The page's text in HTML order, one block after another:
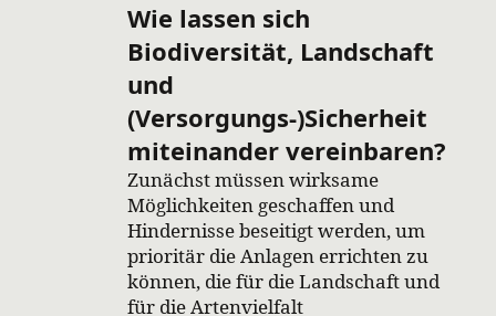
Wie lassen sich
Biodiversität, Landschaft
und
(Versorgungs-)Sicherheit
miteinander vereinbaren?
Zunächst müssen wirksame
Möglichkeiten geschaffen und
Hindernisse beseitigt werden, um
prioritär die Anlagen errichten zu
können, die für die Landschaft und
für die Artenvielfalt